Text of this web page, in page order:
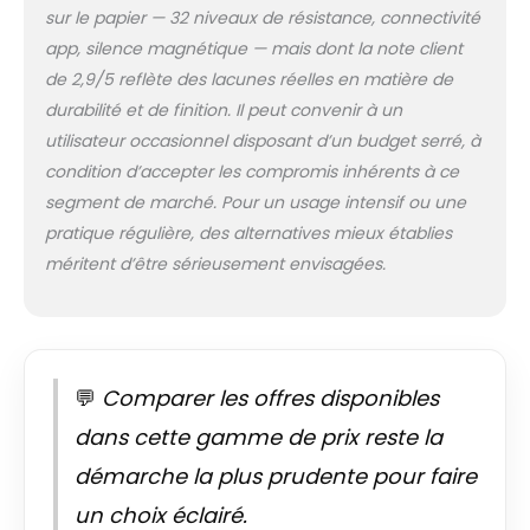
d'exercice
professionnels. 3.
[Ransmission
Magnétique Ultra-
silencieuse] Le
système
d'entraînement par
courroie transmet
la puissance du
moteur de manière
fluide aux pédales
et au volant
tout en réduisant
les vibrations et les
oscillations. Cela
améliore non
sur le papier — 32 niveaux de résistance, connectivité
app, silence magnétique — mais dont la note client
de 2,9/5 reflète des lacunes réelles en matière de
durabilité et de finition. Il peut convenir à un
utilisateur occasionnel disposant d’un budget serré, à
condition d’accepter les compromis inhérents à ce
segment de marché. Pour un usage intensif ou une
pratique régulière, des alternatives mieux établies
méritent d’être sérieusement envisagées.
💬 Comparer les offres disponibles
dans cette gamme de prix reste la
démarche la plus prudente pour faire
un choix éclairé.